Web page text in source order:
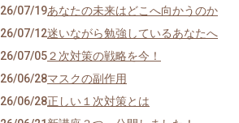
07/19あなたの未来はどこへ向かうのか
07/12迷いながら勉強しているあなたへ
07/05２次対策の戦略を今！
06/28マスクの副作用
06/28正しい１次対策とは